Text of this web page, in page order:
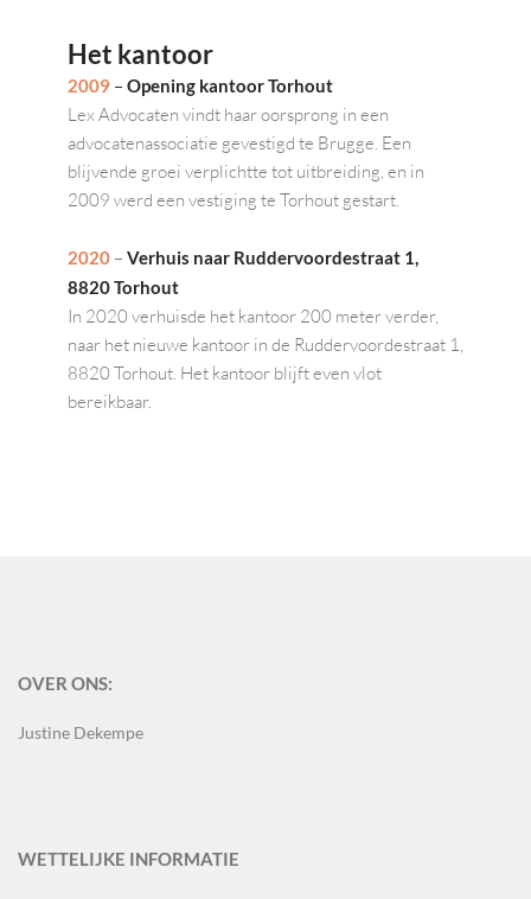
Het kantoor
2009 – Opening kantoor Torhout
Lex Advocaten vindt haar oorsprong in een
advocatenassociatie gevestigd te Brugge. Een
blijvende groei verplichtte tot uitbreiding, en in
2009 werd een vestiging te Torhout gestart.
2020 – Verhuis naar Ruddervoordestraat 1,
8820 Torhout
In 2020 verhuisde het kantoor 200 meter verder,
naar het nieuwe kantoor in de Ruddervoordestraat 1,
8820 Torhout. Het kantoor blijft even vlot
bereikbaar.
OVER ONS:
Justine Dekempe
WETTELIJKE INFORMATIE